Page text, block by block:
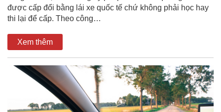
được cấp đổi bằng lái xe quốc tế chứ không phải học hay
thi lại để cấp. Theo công…
Xem thêm